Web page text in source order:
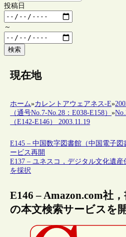
投稿日
～
検索
現在地
ホーム»カレントアウェアネス-E»
（通号No.7-No.28：E038-E158）»
（E142-E146） 2003.11.19
E145 – 中国数字図書館（中国電子図
ービス再開
E137 – ユネスコ，デジタル文化遺産
を採択
E146 – Amazon.com社
の本文検索サービスを